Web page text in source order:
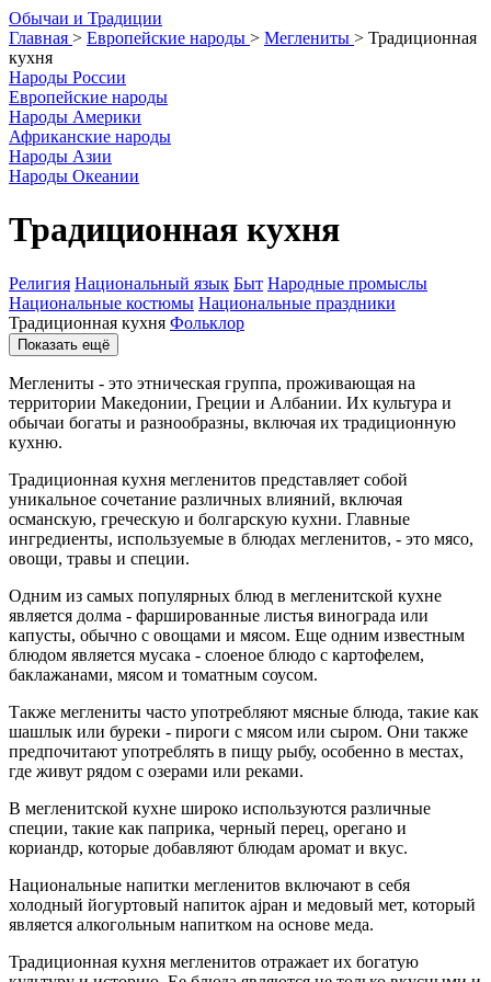
Обычаи и Традиции
Главная > Европейские народы > Меглениты > Традиционная
кухня
Народы России
Европейские народы
Народы Америки
Африканские народы
Народы Азии
Народы Океании
Традиционная кухня
Религия Национальный язык Быт Народные промыслы
Национальные костюмы Национальные праздники
Традиционная кухня Фольклор
Показать ещё
Меглениты - это этническая группа, проживающая на
территории Македонии, Греции и Албании. Их культура и
обычаи богаты и разнообразны, включая их традиционную
кухню.
Традиционная кухня мегленитов представляет собой
уникальное сочетание различных влияний, включая
османскую, греческую и болгарскую кухни. Главные
ингредиенты, используемые в блюдах мегленитов, - это мясо,
овощи, травы и специи.
Одним из самых популярных блюд в мегленитской кухне
является долма - фаршированные листья винограда или
капусты, обычно с овощами и мясом. Еще одним известным
блюдом является мусака - слоеное блюдо с картофелем,
баклажанами, мясом и томатным соусом.
Также меглениты часто употребляют мясные блюда, такие как
шашлык или буреки - пироги с мясом или сыром. Они также
предпочитают употреблять в пищу рыбу, особенно в местах,
где живут рядом с озерами или реками.
В мегленитской кухне широко используются различные
специи, такие как паприка, черный перец, орегано и
кориандр, которые добавляют блюдам аромат и вкус.
Национальные напитки мегленитов включают в себя
холодный йогуртовый напиток ајран и медовый мет, который
является алкогольным напитком на основе меда.
Традиционная кухня мегленитов отражает их богатую